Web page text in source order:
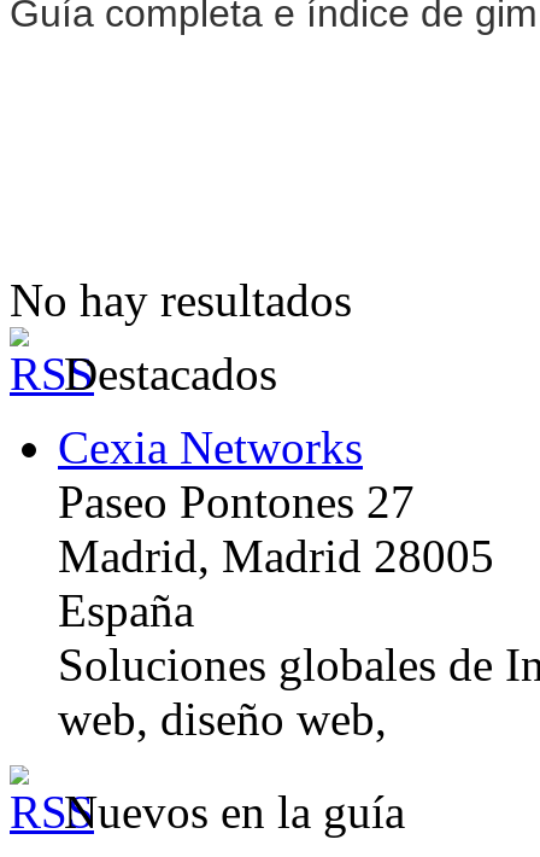
Guía completa e índice de
No hay resultados
Destacados
Cexia Networks
Paseo Pontones 27
Madrid, Madrid 28005
España
Soluciones globales de
web, diseño web,
Nuevos en la guía